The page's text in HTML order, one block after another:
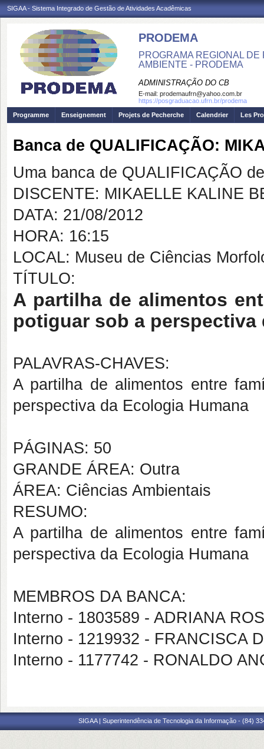
SIGAA - Sistema Integrado de Gestão de Atividades Acadêmicas
PRODEMA
PROGRAMA REGIONAL
AMBIENTE - PRODEMA
ADMINISTRAÇÃO DO CB
E-mail: prodemaufrn@yahoo.com.br
https://posgraduacao.ufrn.br/prodema
Programme
Enseignement Projets de Pecherche Calendrier Les
Banca de QUALIFICAÇÃO:
Uma banca de QUALIFICAÇÃO
DISCENTE: MIKAELLE KALINE
DATA: 21/08/2012
HORA: 16:15
LOCAL: Museu de Ciências
TÍTULO:
A partilha de alimentos
potiguar sob a perspectiva
PALAVRAS-CHAVES:
A partilha de alimentos entre
perspectiva da Ecologia Humana
PÁGINAS: 50
GRANDE ÁREA: Outra
ÁREA: Ciências Ambientais
RESUMO:
A partilha de alimentos entre
perspectiva da Ecologia Humana
MEMBROS DA BANCA:
Interno - 1803589 - ADRIANA
Interno - 1219932 - FRANCISCA
Interno - 1177742 - RONALDO
SIGAA | Superintendência de Tecnologia da Informação - (84)